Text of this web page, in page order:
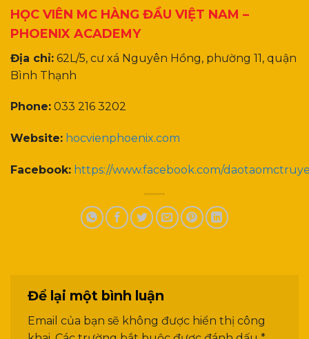
HỌC VIÊN MC HÀNG ĐẦU VIỆT NAM –
PHOENIX ACADEMY
Địa chỉ: 62L/5, cư xá Nguyên Hồng, phường 11, quận
Bình Thạnh
Phone: 033 216 3202
Website: hocvienphoenix.com
Facebook: https://www.facebook.com/
Để lại một bình luận
Email của bạn sẽ không được hiển thị công